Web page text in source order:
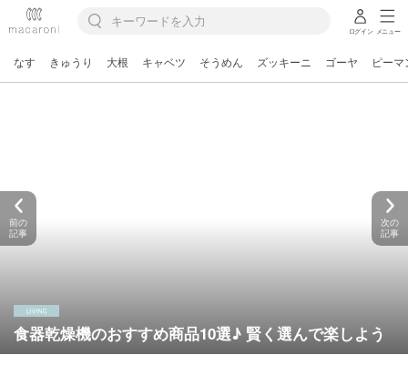
ログイン メニュー
なす きゅうり 大根 キャベツ そうめん ズッキーニ ゴーヤ ピーマ
食器乾燥機のおすすめ商品10選♪ 賢く選んで楽しよう
前の
記事
次の
記事